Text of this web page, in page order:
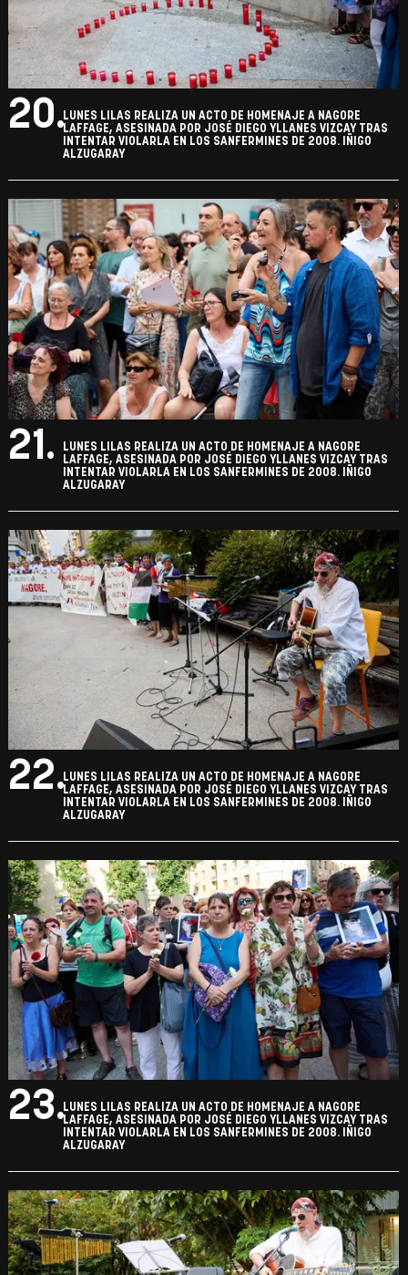
20.LUNES LILAS REALIZA UN ACTO DE HOMENAJE A NAGORE
LAFFAGE, ASESINADA POR JOSÉ DIEGO YLLANES VIZCAY TRAS
INTENTAR VIOLARLA EN LOS SANFERMINES DE 2008. IÑIGO
ALZUGARAY
21.
LUNES LILAS REALIZA UN ACTO DE HOMENAJE A NAGORE
LAFFAGE, ASESINADA POR JOSÉ DIEGO YLLANES VIZCAY TRAS
INTENTAR VIOLARLA EN LOS SANFERMINES DE 2008. IÑIGO
ALZUGARAY
22.LUNES LILAS REALIZA UN ACTO DE HOMENAJE A NAGORE
LAFFAGE, ASESINADA POR JOSÉ DIEGO YLLANES VIZCAY TRAS
INTENTAR VIOLARLA EN LOS SANFERMINES DE 2008. IÑIGO
ALZUGARAY
23.LUNES LILAS REALIZA UN ACTO DE HOMENAJE A NAGORE
LAFFAGE, ASESINADA POR JOSÉ DIEGO YLLANES VIZCAY TRAS
INTENTAR VIOLARLA EN LOS SANFERMINES DE 2008. IÑIGO
ALZUGARAY